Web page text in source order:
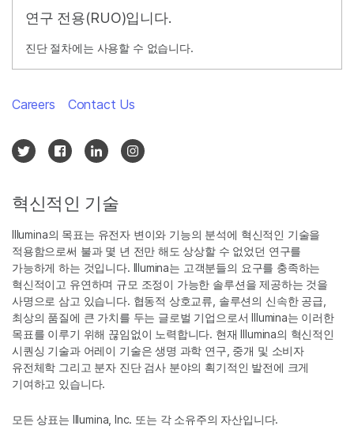
연구 전용(RUO)입니다.
진단 절차에는 사용할 수 없습니다.
혁신적인 기술
Illumina의 목표는 유전자 변이와 기능의 분석에 혁신적인 기술을
적용함으로써 불과 몇 년 전만 해도 상상할 수 없었던 연구를
가능하게 하는 것입니다. Illumina는 고객분들의 요구를 충족하는
혁신적이고 유연하며 규모 조정이 가능한 솔루션을 제공하는 것을
사명으로 삼고 있습니다. 협동적 상호교류, 솔루션의 신속한 공급,
최상의 품질에 큰 가치를 두는 글로벌 기업으로서 Illumina는 이러한
목표를 이루기 위해 끊임없이 노력합니다. 현재 Illumina의 혁신적인
시퀀싱 기술과 어레이 기술은 생명 과학 연구, 중개 및 소비자
유전체학 그리고 분자 진단 검사 분야의 획기적인 발전에 크게
기여하고 있습니다.
모든 상표는 Illumina, Inc. 또는 각 소유주의 자산입니다.
Careers Contact Us